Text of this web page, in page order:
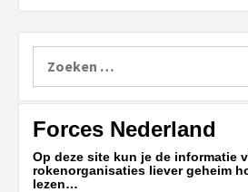
naar:
Forces Nederland
Op deze site kun je de informatie
rokenorganisaties liever geheim
lezen…